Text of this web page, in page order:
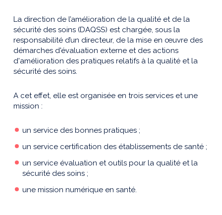
La direction de l’amélioration de la qualité et de la
sécurité des soins (DAQSS) est chargée, sous la
responsabilité d’un directeur, de la mise en œuvre des
démarches d'évaluation externe et des actions
d'amélioration des pratiques relatifs à la qualité et la
sécurité des soins.
A cet effet, elle est organisée en trois services et une
mission :
un service des bonnes pratiques ;
un service certification des établissements de santé ;
un service évaluation et outils pour la qualité et la
sécurité des soins ;
une mission numérique en santé.